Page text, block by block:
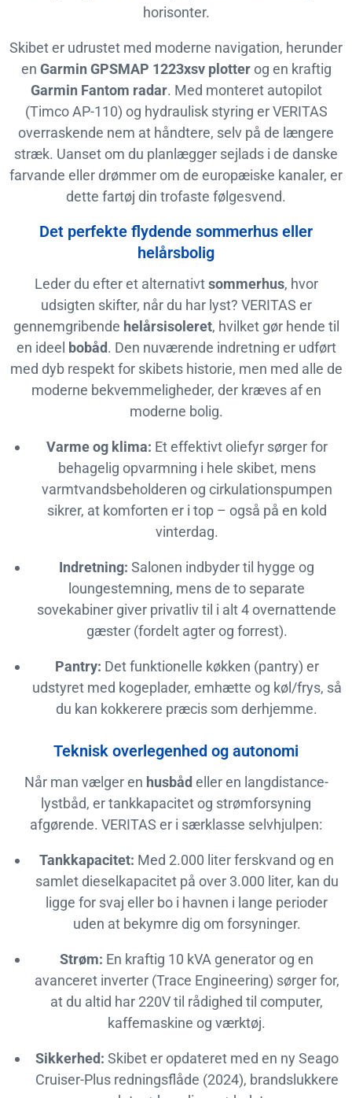
horisonter.
Skibet er udrustet med moderne navigation, herunder
en Garmin GPSMAP 1223xsv plotterog en kraftig
Garmin Fantom radar. Med monteret autopilot
(Timco AP-110) og hydraulisk styring er VERITAS
overraskende nem at håndtere, selv på de længere
stræk. Uanset om du planlægger sejlads i de danske
farvande eller drømmer om de europæiske kanaler, er
dette fartøj din trofaste følgesvend.
Det perfekte flydende sommerhus eller
helårsbolig
Leder du efter et alternativtsommerhus, hvor
udsigten skifter, når du har lyst? VERITAS er
gennemgribende helårsisoleret, hvilket gør hende til
en ideel bobåd. Den nuværende indretning er udført
med dyb respekt for skibets historie, men med alle de
moderne bekvemmeligheder, der kræves af en
moderne bolig.
Varme og klima: Et effektivt oliefyr sørger for
behagelig opvarmning i hele skibet, mens
varmtvandsbeholderen og cirkulationspumpen
sikrer, at komforten er i top – også på en kold
vinterdag.
Indretning: Salonen indbyder til hygge og
loungestemning, mens de to separate
sovekabiner giver privatliv til i alt 4 overnattende
gæster (fordelt agter og forrest).
Pantry: Det funktionelle køkken (pantry) er
udstyret med kogeplader, emhætte og køl/frys, så
du kan kokkerere præcis som derhjemme.
Teknisk overlegenhed og autonomi
Når man vælger en husbåd eller en langdistance-
lystbåd, er tankkapacitet og strømforsyning
afgørende. VERITAS er i særklasse selvhjulpen:
Tankkapacitet: Med 2.000 liter ferskvand og en
samlet dieselkapacitet på over 3.000 liter, kan du
ligge for svaj eller bo i havnen i lange perioder
uden at bekymre dig om forsyninger.
Strøm: En kraftig 10 kVA generator og en
avanceret inverter (Trace Engineering) sørger for,
at du altid har 220V til rådighed til computer,
kaffemaskine og værktøj.
Sikkerhed: Skibet er opdateret med en ny Seago
Cruiser-Plus redningsflåde (2024), brandslukkere